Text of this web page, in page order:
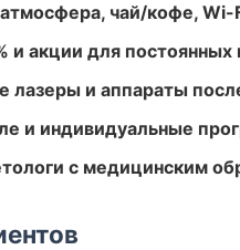
чай/кофе, Wi-
и акции для постоянных
лазеры и аппараты
и индивидуальные
с медицинским